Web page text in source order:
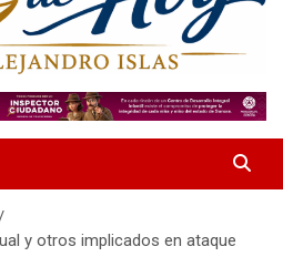
y otros implicados en ataque